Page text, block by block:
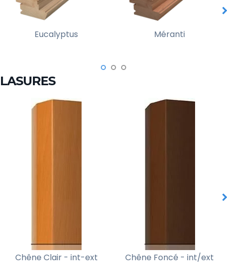
Eucalyptus Méranti
LASURES
Chêne Clair - int-ext Chêne Foncé - int/ext